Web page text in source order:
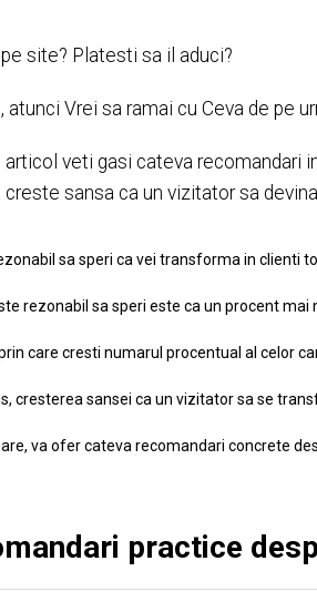
site? Platesti sa il aduci?
atunci Vrei sa ramai cu Ceva de pe
articol veti gasi cateva recomandari
creste sansa ca un vizitator sa
sa speri ca vei transforma in clienti
rezonabil sa speri este ca un procent
care cresti numarul procentual al celor
cresterea sansei ca un vizitator sa se
va ofer cateva recomandari concrete
practice